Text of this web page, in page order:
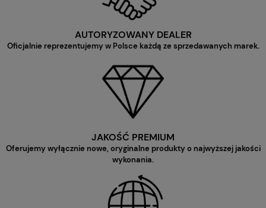
AUTORYZOWANY DEALER
Oficjalnie reprezentujemy w Polsce każdą ze sprzedawanych marek.
JAKOŚĆ PREMIUM
Oferujemy wyłącznie nowe, oryginalne produkty o najwyższej jakości
wykonania.